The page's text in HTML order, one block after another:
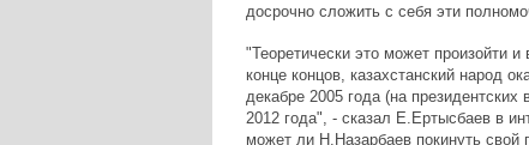
досрочно сложить с себя эти
"Теоретически это может произойти
конце концов, казахстанский народ
декабре 2005 года (на
2012 года", - сказал Е.Ертысбаев в
может ли Н.Назарбаев покинуть свой